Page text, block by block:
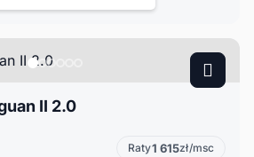
II 2.0
Raty1 615zł/msc